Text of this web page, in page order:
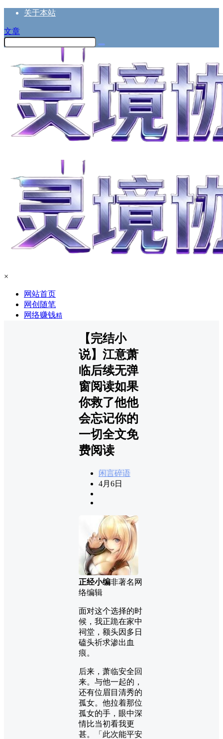
关于本站
文章
×
网站首页
网创随笔
网络赚钱精
【完结小
说】江意萧
临后续无弹
窗阅读如果
你救了他他
会忘记你的
一切全文免
费阅读
闲言碎语
4月6日
正经小编非著名网
络编辑
面对这个选择的时
候，我正跪在家中
祠堂，额头因多日
磕头祈求渗出血
痕。
后来，萧临安全回
来。与他一起的，
还有位眉目清秀的
孤女。他拉着那位
孤女的手，眼中深
情比当初看我更
甚。「此次能平安